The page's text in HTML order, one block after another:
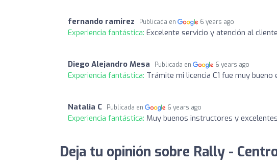
fernando ramirez Publicada en 6 years ago
Experiencia fantástica: Excelente servicio y atención al
Diego Alejandro Mesa Publicada en 6 years ago
Experiencia fantástica: Trámite mi licencia C1 fue muy
Natalia C Publicada en 6 years ago
Experiencia fantástica: Muy buenos instructores y
Deja tu opinión sobre Rally -